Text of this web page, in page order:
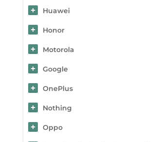
Huawei
Honor
Motorola
Google
OnePlus
Nothing
Oppo